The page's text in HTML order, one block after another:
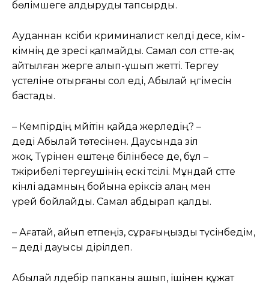
бөлімшеге алдыруды тапсырды.
Ауданнан кәсіби криминалист келді десе, кім-
кімнің де зәресі қалмайды. Самал сол сәтте-ақ
айтылған жерге алып-ұшып жетті. Тергеу
үстеліне отырғаны сол еді, Абылай әңгімесін
бастады.
– Кемпірдің мәйітін қайда жерледің? –
деді Абылай төтесінен. Даусында зіл
жоқ. Түрінен ештеңе білінбесе де, бұл –
тәжірибелі тергеушінің ескі тәсілі. Мұндай сәтте
кінәлі адамның бойына еріксіз алаң мен
үрей бойлайды. Самал абдырап қалды.
– Ағатай, айып етпеңіз, сұрағыңызды түсінбедім,
– деді дауысы дірілдеп.
Абылай әлдебір папканы ашып, ішінен құжат